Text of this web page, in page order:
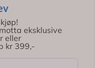
eksklusive
eller
kr 399,-